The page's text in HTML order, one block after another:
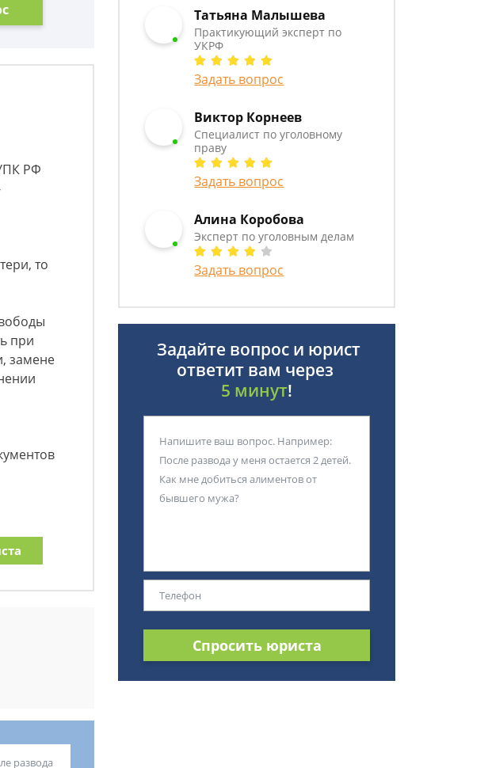
РФ
то
при
замене
Татьяна Малышева
Практикующий эксперт по
УКРФ
Задать вопрос
Виктор Корнеев
Cпециалист по уголовному
праву
Задать вопрос
Алина Коробова
Эксперт по уголовным делам
Задать вопрос
Задайте вопрос и юрист
ответит вам через
5 минут!
Спросить юриста